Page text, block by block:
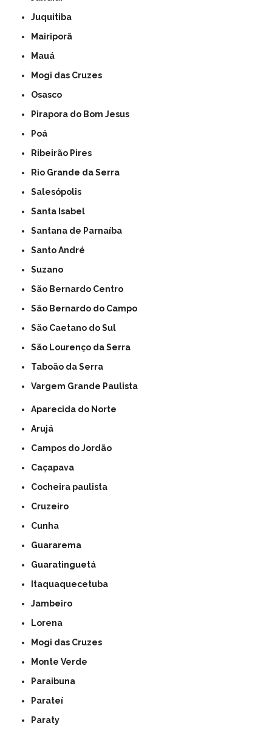
Juquitiba
Mairiporã
Mauá
Mogi das Cruzes
Osasco
Pirapora do Bom Jesus
Poá
Ribeirão Pires
Rio Grande da Serra
Salesópolis
Santa Isabel
Santana de Parnaíba
Santo André
Suzano
São Bernardo Centro
São Bernardo do Campo
São Caetano do Sul
São Lourenço da Serra
Taboão da Serra
Vargem Grande Paulista
Aparecida do Norte
Arujá
Campos do Jordão
Caçapava
Cocheira paulista
Cruzeiro
Cunha
Guararema
Guaratinguetá
Itaquaquecetuba
Jambeiro
Lorena
Mogi das Cruzes
Monte Verde
Paraibuna
Parateí
Paraty